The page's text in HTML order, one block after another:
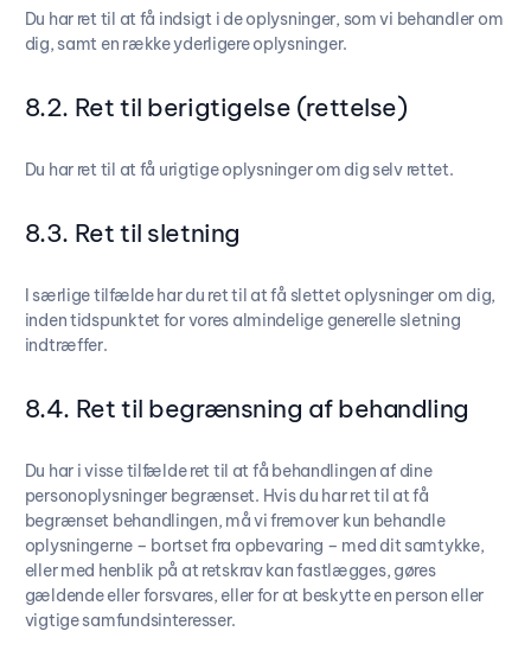
Du har ret til at få indsigt i de oplysninger, som vi behandler om
dig, samt en række yderligere oplysninger.
8.2. Ret til berigtigelse (rettelse)
Du har ret til at få urigtige oplysninger om dig selv rettet.
8.3. Ret til sletning
I særlige tilfælde har du ret til at få slettet oplysninger om dig,
inden tidspunktet for vores almindelige generelle sletning
indtræffer.
8.4. Ret til begrænsning af behandling
Du har i visse tilfælde ret til at få behandlingen af dine
personoplysninger begrænset. Hvis du har ret til at få
begrænset behandlingen, må vi fremover kun behandle
oplysningerne – bortset fra opbevaring – med dit samtykke,
eller med henblik på at retskrav kan fastlægges, gøres
gældende eller forsvares, eller for at beskytte en person eller
vigtige samfundsinteresser.